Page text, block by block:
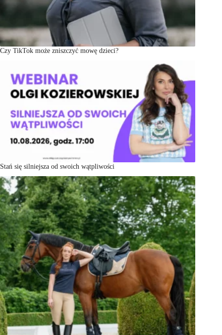
Czy TikTok może zniszczyć mowę dzieci?
Stań się silniejsza od swoich wątpliwości